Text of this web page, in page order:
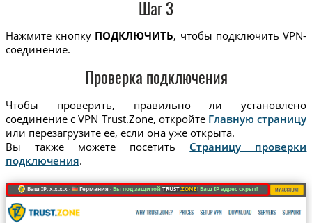
Шаг 3
Нажмите кнопку ПОДКЛЮЧИТЬ, чтобы подключить VPN-
соединение.
Проверка подключения
Чтобы проверить, правильно ли установлено
соединение с VPN Trust.Zone, откройте Главную страницу
или перезагрузите ее, если она уже открыта.
Вы также можете посетить Страницу проверки
подключения.
Ваш IP: x.x.x.x · Германия ·Вы под защитойTRUST.ZONE! Ваш IP адрес скрыт!